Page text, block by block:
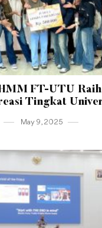
FT-UTU Raih
Tingkat
May 9 , 2025